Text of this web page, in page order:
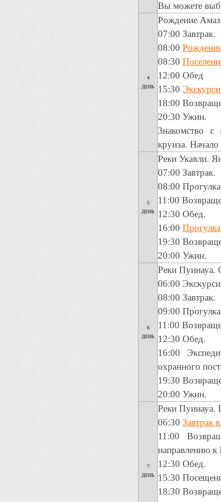
Вы можете
4
ДЕНЬ
Рождение
07:00 Завтрак.
08:00
08:30
12:00 Обед
15:30
18:00
20:30 Ужин.
Знакомство
круиза.
5
ДЕНЬ
Реки Укаяли.
07:00 Завтрак.
08:00
11:00
12:30 Обед.
16:00
19:30
20:00 Ужин.
6
ДЕНЬ
Реки Пуинауа.
06:00
08:00 Завтрак.
09:00
11:00
12:30 Обед.
16:00
охранного
19:30
20:00 Ужин.
7
ДЕНЬ
Реки Пуинауа.
06:30 Завтрак
11:00
направлению к
12:30 Обед.
15:30
18:30